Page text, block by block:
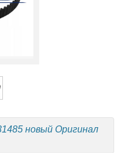
новый Оригинал